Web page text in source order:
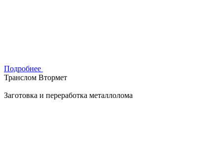
Подробнее
Транслом Втормет
Заготовка и переработка металлолома